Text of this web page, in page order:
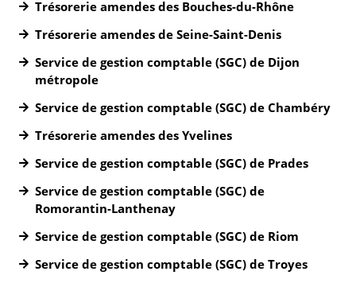
Trésorerie amendes des Bouches-du-Rhône
Trésorerie amendes de Seine-Saint-Denis
Service de gestion comptable (SGC) de Dijon
métropole
Service de gestion comptable (SGC) de Chambéry
Trésorerie amendes des Yvelines
Service de gestion comptable (SGC) de Prades
Service de gestion comptable (SGC) de
Romorantin-Lanthenay
Service de gestion comptable (SGC) de Riom
Service de gestion comptable (SGC) de Troyes